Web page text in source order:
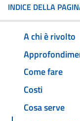
INDICE DELLA
A chi è rivolto
Come fare
Costi
Cosa serve